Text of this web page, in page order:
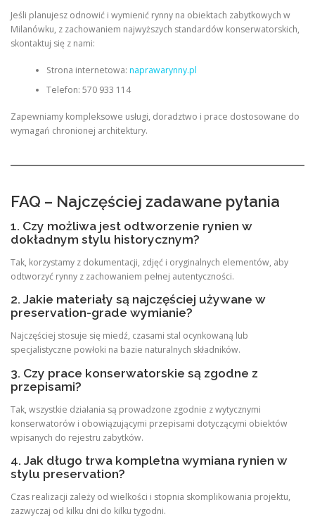
Jeśli planujesz odnowić i wymienić rynny na obiektach zabytkowych w
Milanówku, z zachowaniem najwyższych standardów konserwatorskich,
skontaktuj się z nami:
Strona internetowa: naprawarynny.pl
Telefon: 570 933 114
Zapewniamy kompleksowe usługi, doradztwo i prace dostosowane do
wymagań chronionej architektury.
FAQ – Najczęściej zadawane pytania
1. Czy możliwa jest odtworzenie rynien w
dokładnym stylu historycznym?
Tak, korzystamy z dokumentacji, zdjęć i oryginalnych elementów, aby
odtworzyć rynny z zachowaniem pełnej autentyczności.
2. Jakie materiały są najczęściej używane w
preservation-grade wymianie?
Najczęściej stosuje się miedź, czasami stal ocynkowaną lub
specjalistyczne powłoki na bazie naturalnych składników.
3. Czy prace konserwatorskie są zgodne z
przepisami?
Tak, wszystkie działania są prowadzone zgodnie z wytycznymi
konserwatorów i obowiązującymi przepisami dotyczącymi obiektów
wpisanych do rejestru zabytków.
4. Jak długo trwa kompletna wymiana rynien w
stylu preservation?
Czas realizacji zależy od wielkości i stopnia skomplikowania projektu,
zazwyczaj od kilku dni do kilku tygodni.